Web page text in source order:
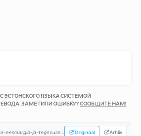
ЭСТОНСКОГО ЯЗЫКА СИСТЕМОЙ
ЗАМЕТИЛИ ОШИБКУ? СООБЩИТЕ НАМ!
Originaal Arhiiv